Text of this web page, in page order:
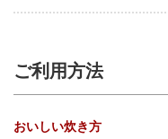
ご利用方法
おいしい炊き方